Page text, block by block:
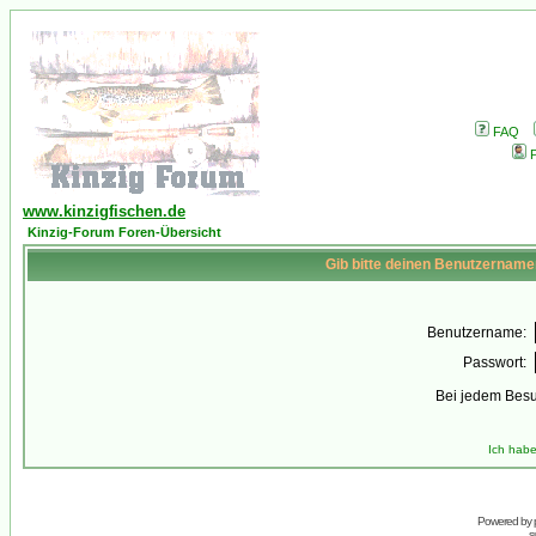
FAQ
www.kinzigfischen.de
Kinzig-Forum Foren-Übersicht
Gib bitte deinen
Benutzername:
Passwort:
Bei jedem
Ich
Powered by